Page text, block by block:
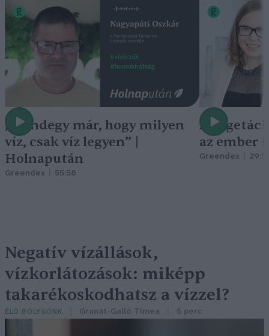
„Mindegy már, hogy milyen
víz, csak víz legyen” |
Holnapután
Greendex 55:58
A
az ember
Greendex
Negatív vízállások,
vízkorlátozások: miképp
takarékoskodhatsz a vízzel?
ÉLŐ BOLYGÓNK Granát-Galló Tímea 5 perc